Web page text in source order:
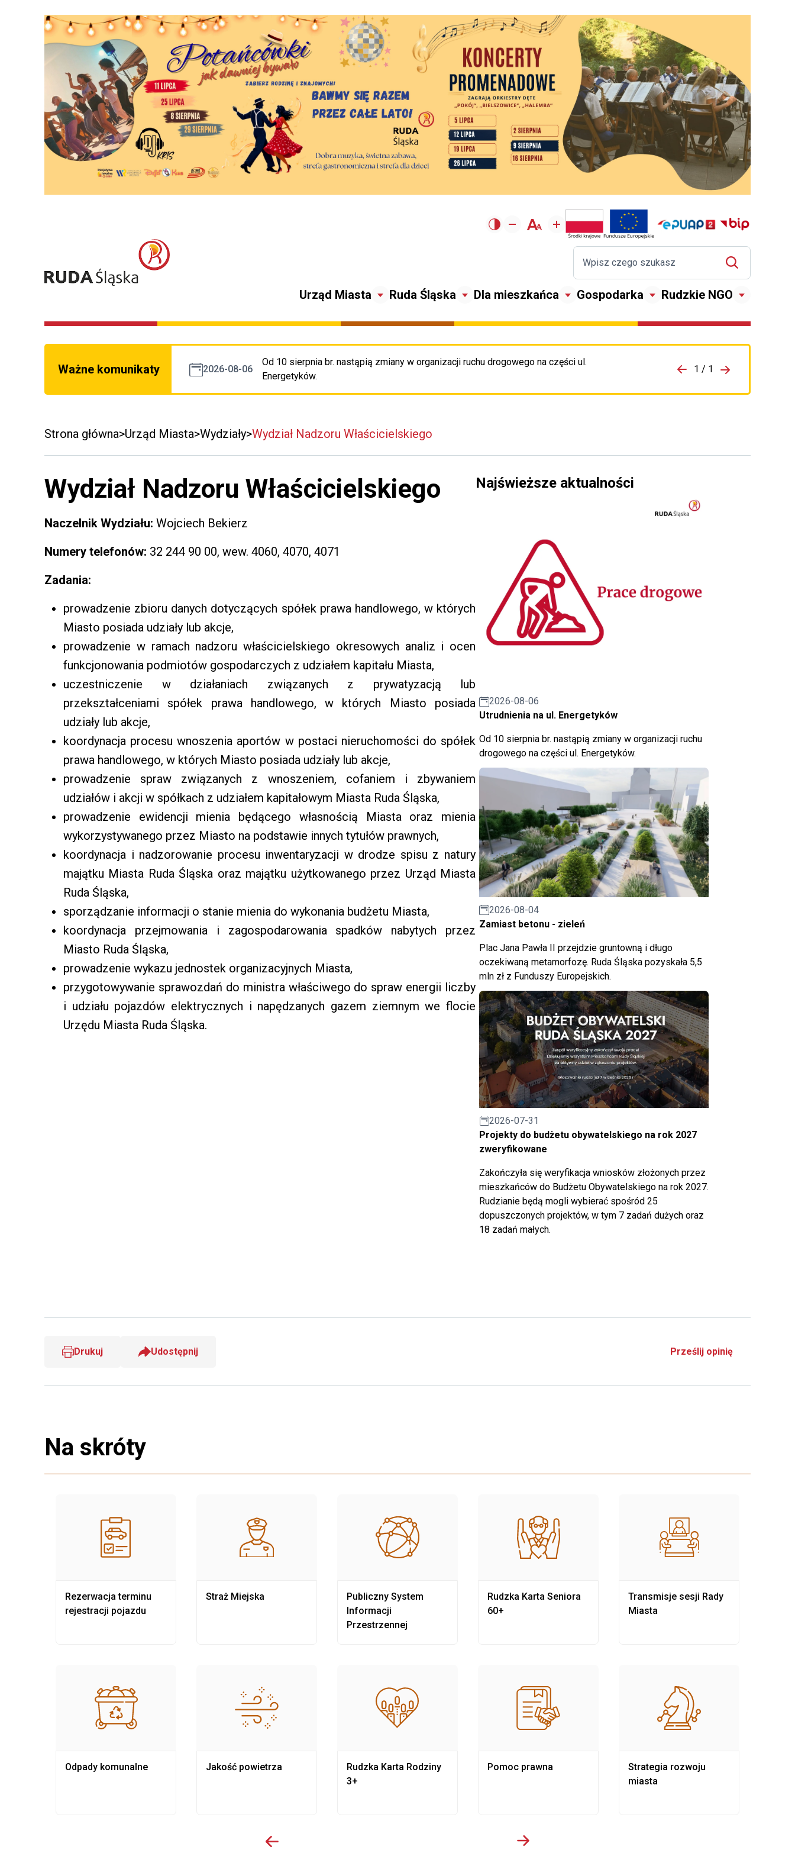
Urząd Miasta Ruda Śląska Dla mieszkańca Gospodarka Rudzkie NGO
Ważne komunikaty 2026-08-06
Od 10 sierpnia br. nastąpią zmiany w organizacji ruchu drogowego na części ul.
Energetyków.
Przejdź do porzpedniego komunikatu 1 / 1
Przejdź do
Strona główna Urząd Miasta Wydziały Wydział Nadzoru Właścicielskiego
Wydział Nadzoru Właścicielskiego
Naczelnik Wydziału: Wojciech Bekierz
Numery telefonów: 32 244 90 00, wew. 4060, 4070, 4071
Zadania:
prowadzenie zbioru danych dotyczących spółek prawa handlowego, w których
Miasto posiada udziały lub akcje,
prowadzenie w ramach nadzoru właścicielskiego okresowych analiz i ocen
funkcjonowania podmiotów gospodarczych z udziałem kapitału Miasta,
uczestniczenie w działaniach związanych z prywatyzacją lub
przekształceniami spółek prawa handlowego, w których Miasto posiada
udziały lub akcje,
koordynacja procesu wnoszenia aportów w postaci nieruchomości do spółek
prawa handlowego, w których Miasto posiada udziały lub akcje,
prowadzenie spraw związanych z wnoszeniem, cofaniem i zbywaniem
udziałów i akcji w spółkach z udziałem kapitałowym Miasta Ruda Śląska,
prowadzenie ewidencji mienia będącego własnością Miasta oraz mienia
wykorzystywanego przez Miasto na podstawie innych tytułów prawnych,
koordynacja i nadzorowanie procesu inwentaryzacji w drodze spisu z natury
majątku Miasta Ruda Śląska oraz majątku użytkowanego przez Urząd Miasta
Ruda Śląska,
sporządzanie informacji o stanie mienia do wykonania budżetu Miasta,
koordynacja przejmowania i zagospodarowania spadków nabytych przez
Miasto Ruda Śląska,
prowadzenie wykazu jednostek organizacyjnych Miasta,
przygotowywanie sprawozdań do ministra właściwego do spraw energii liczby
i udziału pojazdów elektrycznych i napędzanych gazem ziemnym we flocie
Urzędu Miasta Ruda Śląska.
Najświeższe aktualności
2026-08-06
Utrudnienia na ul. Energetyków
Od 10 sierpnia br. nastąpią zmiany w organizacji ruchu
drogowego na części ul. Energetyków.
2026-08-04
Zamiast betonu - zieleń
Plac Jana Pawła II przejdzie gruntowną i długo
oczekiwaną metamorfozę. Ruda Śląska pozyskała 5,5
mln zł z Funduszy Europejskich.
2026-07-31
Projekty do budżetu obywatelskiego na rok 2027
zweryfikowane
Zakończyła się weryfikacja wniosków złożonych przez
mieszkańców do Budżetu Obywatelskiego na rok 2027.
Rudzianie będą mogli wybierać spośród 25
dopuszczonych projektów, w tym 7 zadań dużych oraz
18 zadań małych.
Drukuj Udostępnij Prześlij opinię
Na skróty
Rezerwacja terminu
rejestracji pojazdu
Odpady komunalne
Straż Miejska
Jakość powietrza
Publiczny System
Informacji
Przestrzennej
Rudzka Karta Rodziny
3+
Rudzka Karta Seniora
60+
Pomoc prawna
Transmisje sesji Rady
Miasta
Strategia rozwoju
miasta